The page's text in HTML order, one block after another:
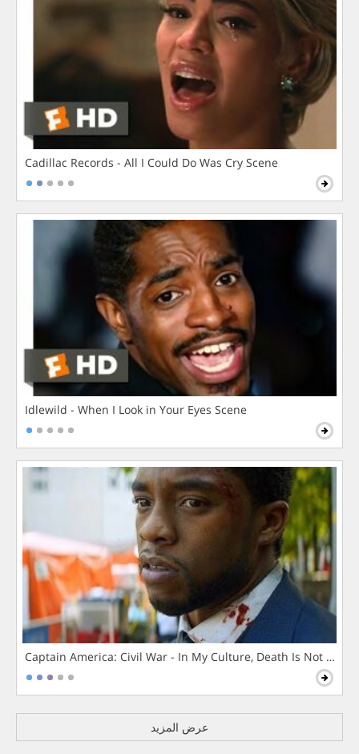
Cadillac Records - All I Could Do Was Cry Scene
Idlewild - When I Look in Your Eyes Scene
Captain America: Civil War - In My Culture, Death Is Not The
عرض المزيد